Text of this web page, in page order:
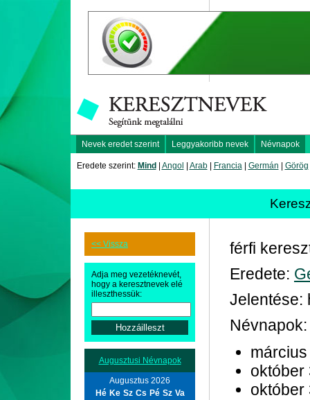
Nevek eredet szerint Leggyakoribb nevek Névnapok
Eredete szerint: Mind Angol Arab| Francia| Germán Görög
<< Vissza
Adja meg vezetéknevét,
hogy a keresztnevek elé
illeszthessük:
Augusztusi Névnapok
Augusztus 2026
Hé Ke Sz Cs Pé Sz Va
férfi
Eredete:
Jelentése:
Névnapok:
október
október